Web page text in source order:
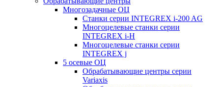
Многозадачные ОЦ
Cтанки серии INTEGREX i-200 AG
Многоцелевые станки серии
INTEGREX i-H
Многоцелевые станки серии
INTEGREX j
5 осевые ОЦ
Обрабатывающие центры серии
Variaxis